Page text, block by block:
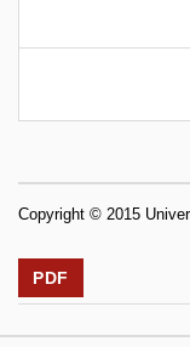
Copyright © 2015
PDF